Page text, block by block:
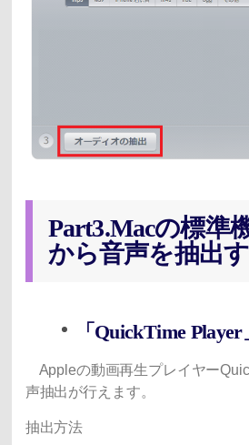
Part3.Macの標準
から音声を抽出
「QuickTime Player
Appleの動画再生プレイヤー
声抽出が行えます。
抽出方法